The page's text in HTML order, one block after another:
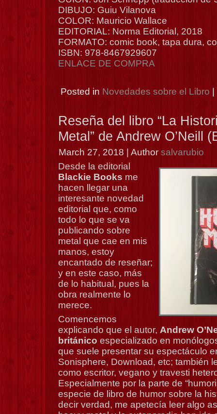
DIBUJO: Guiu Vilanova
COLOR: Mauricio Wallace
EDITORIAL: Norma Editorial, 2018
FORMATO: comic book, tapa dura,
ISBN: 978-8467929607
ENLACE DE COMPRA
Posted in Novedades sobre el Libro
Reseña del libro “La
Metal” de Andrew O’Neill
March 27, 2018 | Author salvarubio
Desde la editorial
Blackie Books me
hacen llegar una
interesante novedad
editorial que, como
todo lo que se va
publicando sobre
metal que cae en mis
manos, estoy
encantado de reseñar;
y en este caso, más
de lo habitual, pues la
obra realmente lo
merece.
Comencemos
explicando que el autor, Andrew
británico especializado en
que suele presentar su espectáculo
Sonisphere, Download, etc; también
como escritor, vegano y travesti
Especialmente por la parte de
especie de libro de humor sobre la
decir verdad, me apetecía leer algo